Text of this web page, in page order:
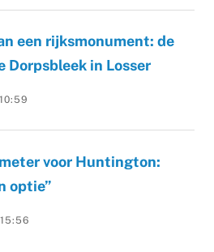
een rijksmonument: de
Dorpsbleek in Losser
voor Huntington:
optie”